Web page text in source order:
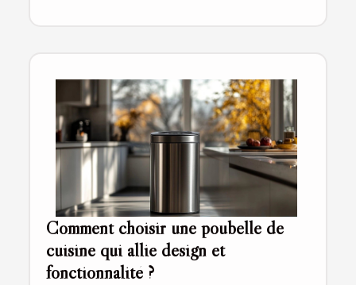
Comment choisir une poubelle de
cuisine qui allie design et
fonctionnalité ?